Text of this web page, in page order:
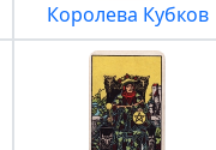
Королева Кубков